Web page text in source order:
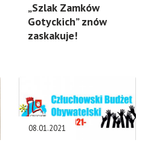
„Szlak Zamków
Gotyckich” znów
zaskakuje!
08.01.2021